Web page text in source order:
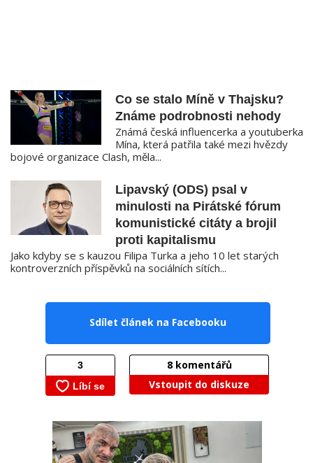
Co se stalo Míně v Thajsku?
Známe podrobnosti nehody
Známá česká influencerka a youtuberka
Mína, která patřila také mezi hvězdy
bojové organizace Clash, měla...
Lipavský (ODS) psal v
minulosti na Pirátské fórum
komunistické citáty a brojil
proti kapitalismu
Jako kdyby se s kauzou Filipa Turka a jeho 10 let starých
kontroverzních příspěvků na sociálních sítích...
Sdílet článek na Facebooku
8komentářů
Vstoupit do diskuze